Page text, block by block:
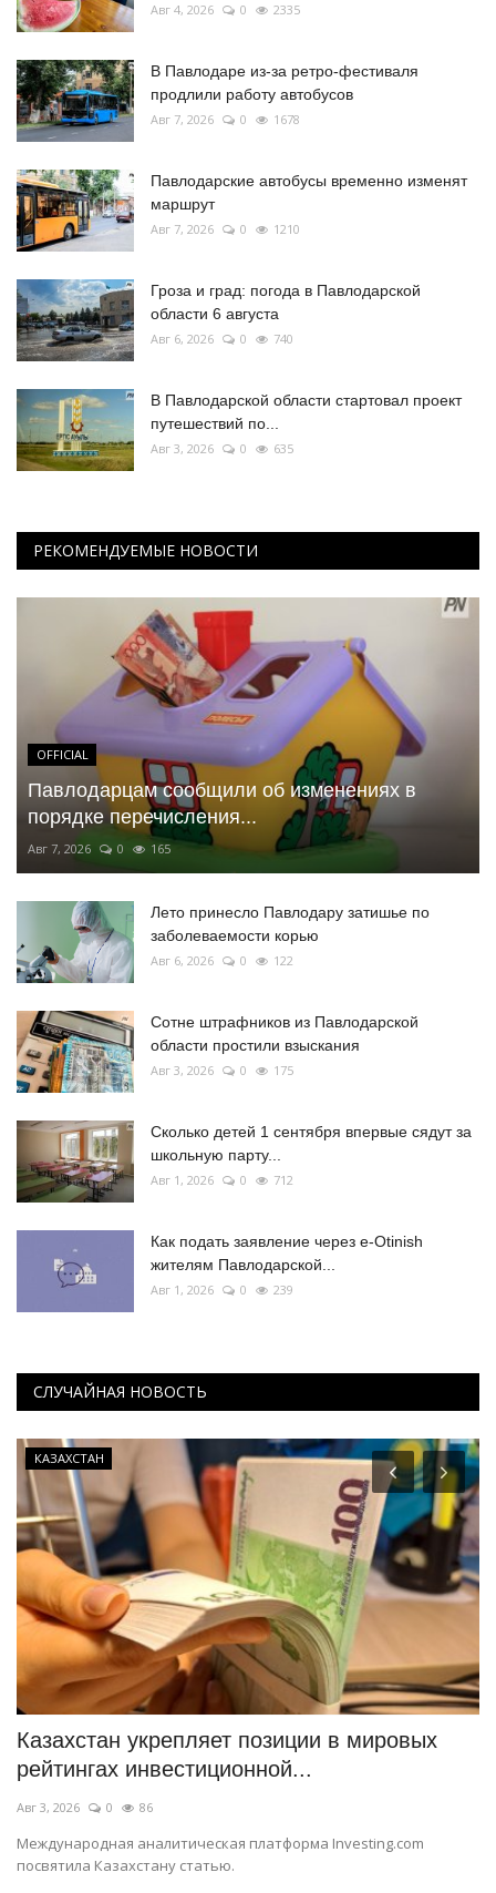
Авг 4, 2026 0 2335
В Павлодаре из-за ретро-фестиваля
продлили работу автобусов
Авг 7, 2026 0 1678
Павлодарские автобусы временно изменят
маршрут
Авг 7, 2026 0 1210
Гроза и град: погода в Павлодарской
области 6 августа
Авг 6, 2026 0 740
В Павлодарской области стартовал проект
путешествий по...
Авг 3, 2026 0 635
РЕКОМЕНДУЕМЫЕ НОВОСТИ
OFFICIAL
Павлодарцам сообщили об изменениях в
порядке перечисления...
Авг 7, 2026 0 165
Лето принесло Павлодару затишье по
заболеваемости корью
Авг 6, 2026 0 122
Сотне штрафников из Павлодарской
области простили взыскания
Авг 3, 2026 0 175
Сколько детей 1 сентября впервые сядут за
школьную парту...
Авг 1, 2026 0 712
Как подать заявление через e-Otinish
жителям Павлодарской...
Авг 1, 2026 0 239
СЛУЧАЙНАЯ НОВОСТЬ
КАЗАХСТАН
Казахстан укрепляет позиции в мировых
рейтингах инвестиционной...
Авг 3, 2026 0 86
Международная аналитическая платформа Investing.com
посвятила Казахстану статью.